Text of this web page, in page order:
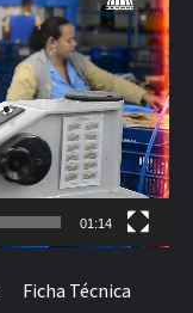
01:14
Ficha Técnica